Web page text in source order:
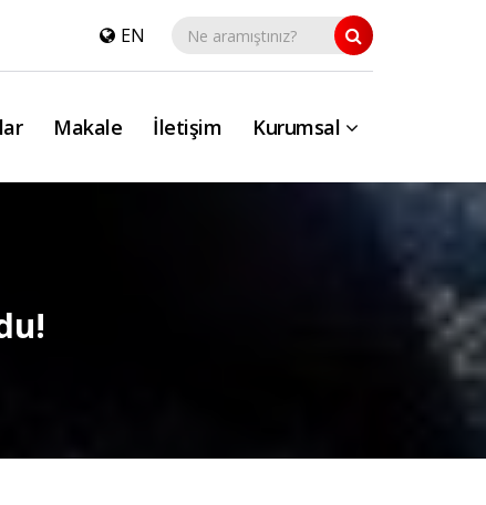
EN
Makale İletişim Kurumsal